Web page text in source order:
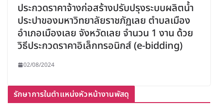
ประกวดราคาจ้างก่อสร้างปรับปรุงระบบผลิตน้ำ
ประปาของมหาวิทยาลัยราชภัฏเลย ตำบลเมือง
อำเภอเมืองเลย จังหวัดเลย จำนวน 1 งาน ด้วย
วิธีประกวดราคาอิเล็กทรอนิกส์ (e-bidding)
02/08/2024
รักษาการในตำแหน่งหัวหน้างานพัสดุ